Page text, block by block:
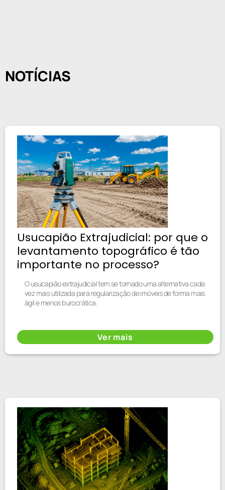
NOTÍCIAS
Usucapião Extrajudicial: por que o
levantamento topográfico é tão
importante no processo?
O usucapião extrajudicial tem se tornado uma alternativa cada
vez mais utilizada para regularização de imóveis de forma mais
ágil e menos burocrática.
Ver mais